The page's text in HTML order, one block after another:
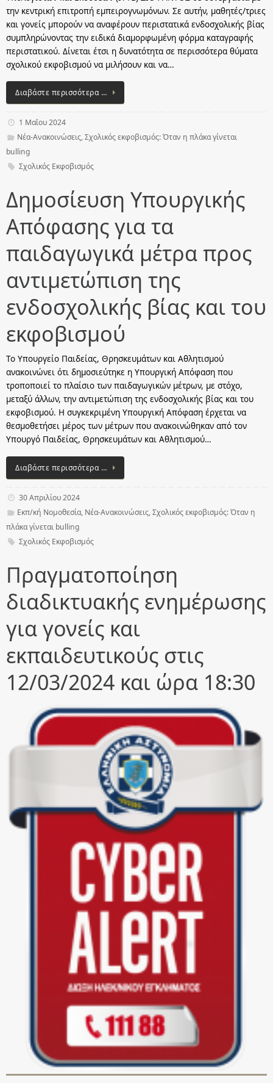
την κεντρική επιτροπή εμπειρογνωμόνων. Σε αυτήν, μαθητές/τριες
και γονείς μπορούν να αναφέρουν περιστατικά ενδοσχολικής βίας
συμπληρώνοντας την ειδικά διαμορφωμένη φόρμα καταγραφής
περιστατικού. Δίνεται έτσι η δυνατότητα σε περισσότερα θύματα
σχολικού εκφοβισμού να μιλήσουν και να…
Διαβάστε περισσότερα …
1 Μαΐου 2024
Νέα-Ανακοινώσεις,Σχολικός εκφοβισμός: Όταν η πλάκα γίνεται
bulling
Σχολικός Εκφοβισμός
Δημοσίευση Υπουργικής
Απόφασης για τα
παιδαγωγικά μέτρα προς
αντιμετώπιση της
ενδοσχολικής βίας και του
εκφοβισμού
Το Υπουργείο Παιδείας, Θρησκευμάτων και Αθλητισμού
ανακοινώνει ότι δημοσιεύτηκε η Υπουργική Απόφαση που
τροποποιεί το πλαίσιο των παιδαγωγικών μέτρων, με στόχο,
μεταξύ άλλων, την αντιμετώπιση της ενδοσχολικής βίας και του
εκφοβισμού. Η συγκεκριμένη Υπουργική Απόφαση έρχεται να
θεσμοθετήσει μέρος των μέτρων που ανακοινώθηκαν από τον
Υπουργό Παιδείας, Θρησκευμάτων και Αθλητισμού…
Διαβάστε περισσότερα …
30 Απριλίου 2024
Εκπ/κή Νομοθεσία, Νέα-Ανακοινώσεις,Σχολικός εκφοβισμός: Όταν η
πλάκα γίνεται bulling
Σχολικός Εκφοβισμός
Πραγματοποίηση
διαδικτυακής ενημέρωσης
για γονείς και
εκπαιδευτικούς στις
12/03/2024 και ώρα 18:30